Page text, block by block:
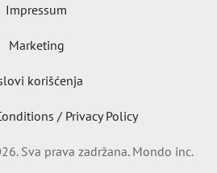
Impressum
Marketing
korišćenja
/ Privacy Policy
Sva prava zadržana. Mondo inc.